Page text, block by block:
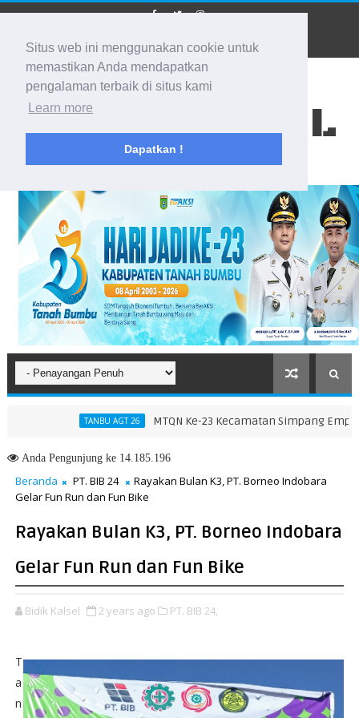
Situs web ini menggunakan cookie untuk
memastikan Anda mendapatkan
pengalaman terbaik di situs kami
Learn more
Dapatkan !
BIDIK KALSEL
Membidik Ke Segala Arah
TANBU AGT 26 MTQN Ke-23 Kecamatan Simpang Empat:
AndaPengunjung ke 14.185.196
Beranda PT. BIB 24
Rayakan Bulan K3, PT. Borneo Indobara
Gelar Fun Run dan Fun Bike
Rayakan Bulan K3, PT. Borneo Indobara
Gelar Fun Run dan Fun Bike
Bidik Kalsel 2 years ago PT. BIB 24,
T
a
n